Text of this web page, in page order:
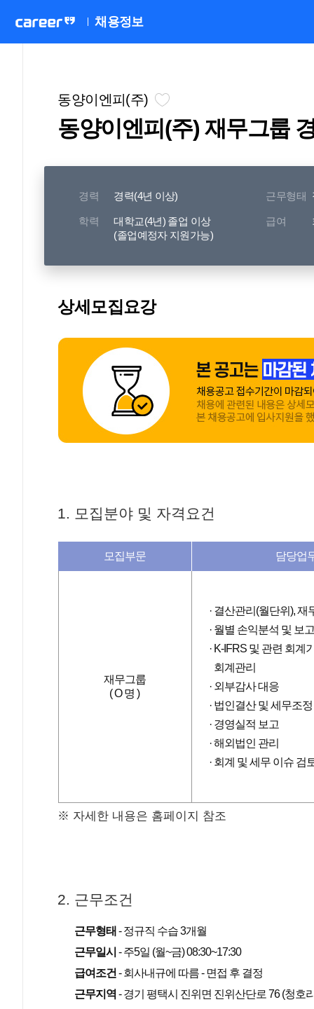
채용정보
동양이엔피(주)
동양이엔피(주) 재무그룹
경력 경력(4년 이상) 근무형태
학력
대학교(4년) 졸업 이상
(졸업예정자 지원가능)
급여
상세모집요강
[
많
동양이엔피㈜와 함께 할 유능한 인재를
400명 규모의 중견기업입니다. 국내 제일
POWER SOLUTION 제품을 개발 및 생
인재를 모십니다.
1. 모집분야 및 자격요건
모집부문 담당업
재무그룹
( O 명 )
결산관리(월단위), 재
월별 손익분석 및 보
K-IFRS 및 관련 회계
회계관리
외부감사 대응
법인결산 및 세무조
경영실적 보고
해외법인 관리
회계 및 세무 이슈 검
※ 자세한 내용은 홈페이지 참조
2. 근무조건
근무형태 - 정규직 수습 3개월
근무일시 - 주5일 (월~금) 08:30~17:30
급여조건 - 회사내규에 따름 - 면접 후 결정
근무지역 - 경기 평택시 진위면 진위산단로 76 (청호